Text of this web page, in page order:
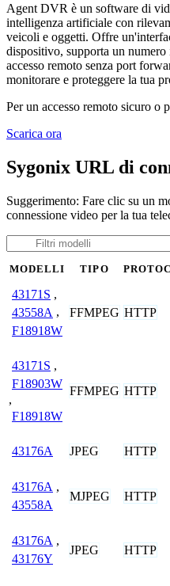
Agent DVR è un software di
intelligenza artificiale con
veicoli e oggetti. Offre
dispositivo, supporta un
accesso remoto senza port
monitorare e proteggere la tua
Per un accesso remoto sicuro o
Scarica ora
Sygonix URL di
Suggerimento: Fare clic su un
connessione video per la tua
MODELLI TIPO
43171S ,
43558A ,
F18918W
FFMPEG HTTP
43171S ,
F18903W
,
F18918W
FFMPEG HTTP
43176A JPEG HTTP
43176A ,
43558A
MJPEG HTTP
43176A ,
43176Y
JPEG HTTP